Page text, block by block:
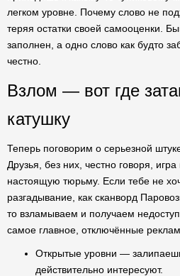
легком уровне. Почему слово не
теряя остатки своей самооценки.
заполнен, а одно слово как будто
честно.
Взлом — вот где
катушку
Теперь поговорим о серьезной
Друзья, без них, честно говоря,
настоящую тюрьму. Если тебе не
разгадывание, как сканворд
то взламываем и получаем
самое главное, отключённые
Открытые уровни —
действительно интересуют.